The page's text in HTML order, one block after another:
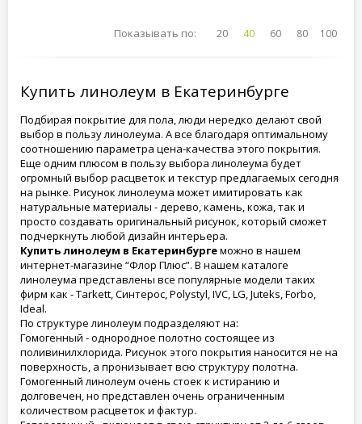
Показывать по: 20 40 60 80 100
Купить линолеум в Екатеринбурге
Подбирая покрытие для пола, люди нередко делают свой
выбор в пользу линолеума. А все благодаря оптимальному
соотношению параметра цена-качества этого покрытия.
Еще одним плюсом в пользу выбора линолеума будет
огромный выбор расцветок и текстур предлагаемых сегодня
на рынке. Рисунок линолеума может имитировать как
натуральные материалы - дерево, камень, кожа, так и
просто создавать оригинальный рисунок, который сможет
подчеркнуть любой дизайн интерьера.
Купить линолеум в Екатеринбургеможно в нашем
интернет-магазине “Флор Плюс”. В нашем каталоге
линолеума представлены все популярные модели таких
фирм как - Tarkett, Синтерос, Polystyl, IVC, LG, Juteks, Forbo,
Ideal.
По структуре линолеум подразделяют на:
Гомогенный - однородное полотно состоящее из
поливинилхлорида. Рисунок этого покрытия наносится не на
поверхность, а пронизывает всю структуру полотна.
Гомогенный линолеум очень стоек к истиранию и
долговечен, но представлен очень ограниченным
количеством расцветок и фактур.